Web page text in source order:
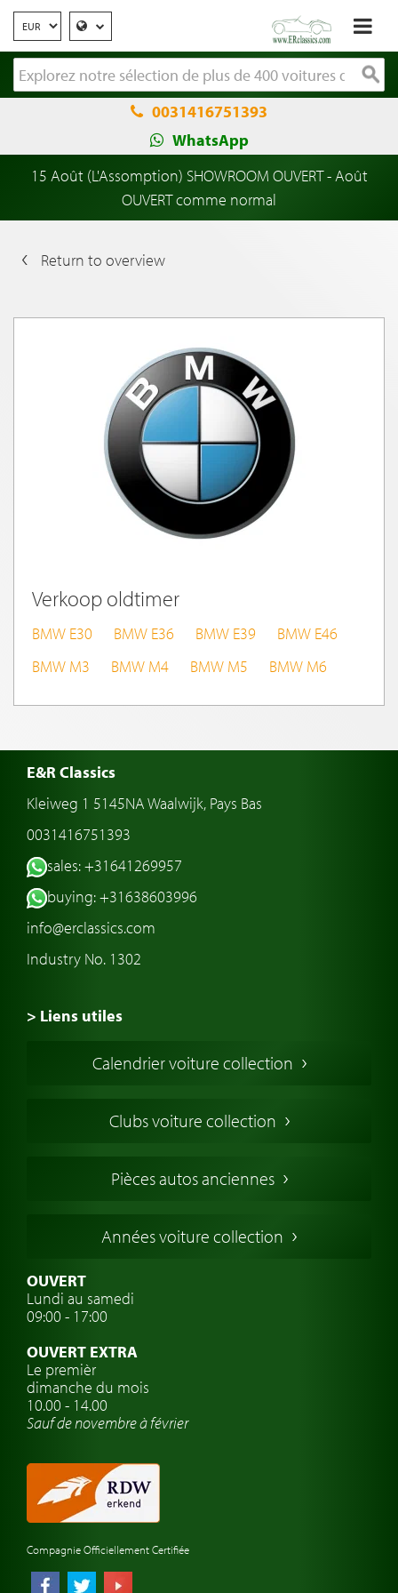
0031416751393
WhatsApp
15 Août (L'Assomption) SHOWROOM OUVERT - Août
OUVERT comme normal
Return to overview
Verkoop oldtimer
BMW E30 BMW E36 BMW E39
BMW E46
BMW M3
BMW M4 BMW M5 BMW M6
E&R Classics
Kleiweg 1 5145NA Waalwijk, Pays Bas
0031416751393
sales: +31641269957
buying: +31638603996
info@erclassics.com
Industry No. 1302
> Liens utiles
Voiture Collection Europe
Voitures Anglaises
Voitures Allemandes
Voitures Suédoises
Assurance voiture de collection
Clubs de voitures classiques
Atelier de voitures anciennes
Montres de marque de voiture
Calendrier voiture collection
Clubs voiture collection
Pièces autos anciennes
Années voiture collection
OUVERT
Lundi au samedi
09:00 - 17:00
OUVERT EXTRA
Le premièr
dimanche du mois
10.00 - 14.00
Sauf de novembre à février
Compagnie Officiellement Certifiée